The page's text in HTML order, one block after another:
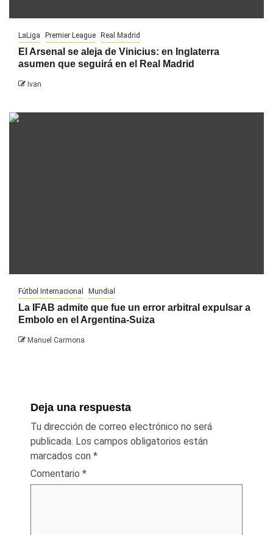
LaLiga Premier League Real Madrid
El Arsenal se aleja de Vinicius: en Inglaterra
asumen que seguirá en el Real Madrid
Ivan
Fútbol Internacional Mundial
La IFAB admite que fue un error arbitral expulsar a
Embolo en el Argentina-Suiza
Manuel Carmona
Deja una respuesta
Tu dirección de correo electrónico no será
publicada. Los campos obligatorios están
marcados con *
Comentario *